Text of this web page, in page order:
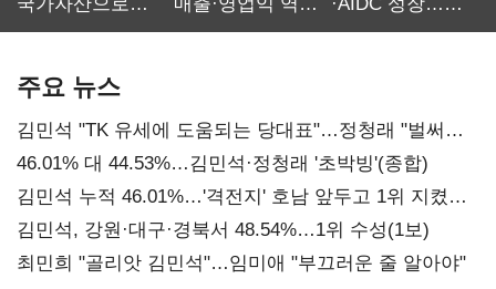
주요 뉴스
김민석 "TK 유세에 도움되는 당대표"…정청래 "벌써
대표된 양 당직 배분"
46.01% 대 44.53%…김민석·정청래 '초박빙'(종합)
김민석 누적 46.01%…'격전지' 호남 앞두고 1위 지켰다
(2보)
김민석, 강원·대구·경북서 48.54%…1위 수성(1보)
최민희 "골리앗 김민석"…임미애 "부끄러운 줄 알아야"